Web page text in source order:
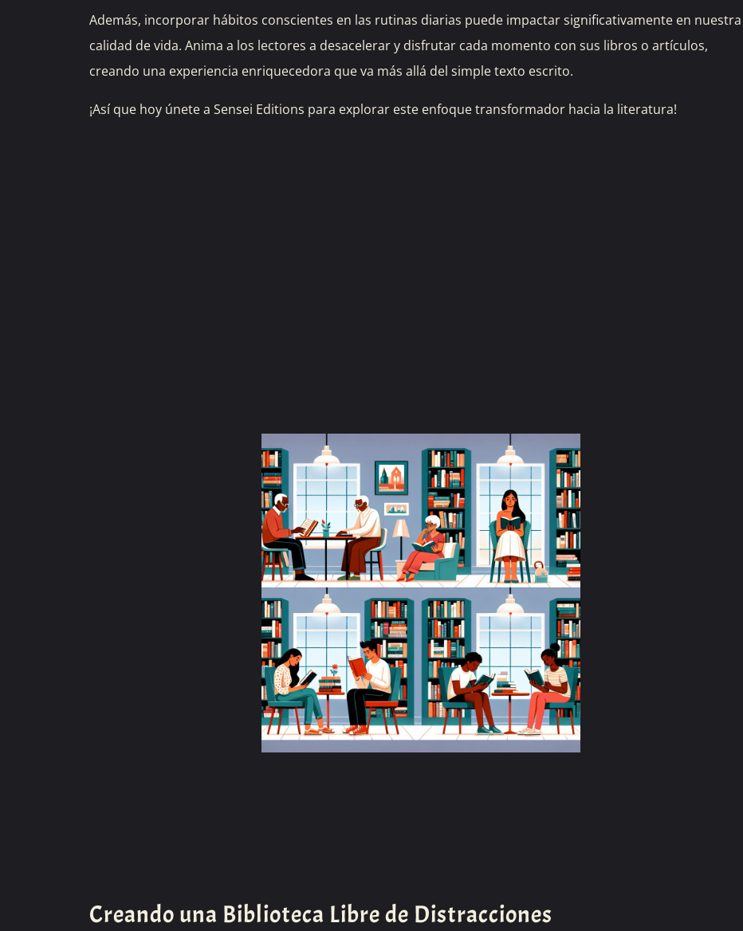
Además, incorporar hábitos conscientes en las rutinas diarias puede impactar significativamente en nuestra
calidad de vida. Anima a los lectores a desacelerar y disfrutar cada momento con sus libros o artículos,
creando una experiencia enriquecedora que va más allá del simple texto escrito.
¡Así que hoy únete a Sensei Editions para explorar este enfoque transformador hacia la literatura!
Creando una Biblioteca Libre de Distracciones